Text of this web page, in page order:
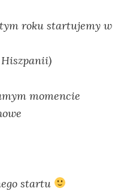
roku startujemy w
Hiszpanii)
momencie
startu